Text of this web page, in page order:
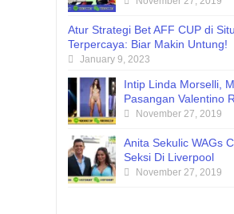
Atur Strategi Bet AFF CUP di
Terpercaya: Biar Makin Untung!
January 9, 2023
Intip Linda Morselli,
Pasangan Valentino
November 27, 2019
Anita Sekulic WAGs
Seksi Di Liverpool
November 27, 2019